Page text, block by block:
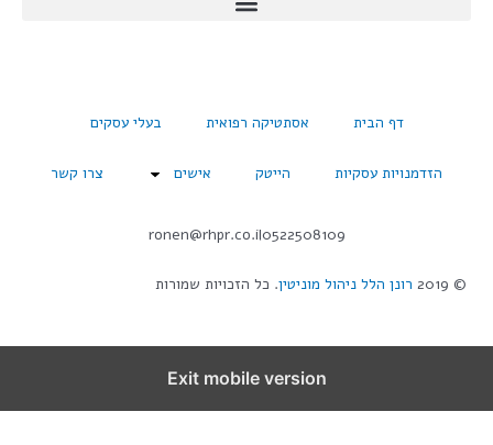
דף הבית אסתטיקה רפואית בעלי עסקים
הזדמנויות עסקיות הייטק אישים צרו קשר
© 2019 רונן הלל ניהול מוניטין. כל הזכויות שמורות
0522508109
ronen@rhpr.co.il
Exit mobile version